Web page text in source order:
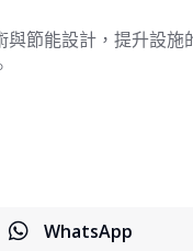
節能設計，提升設
WhatsApp